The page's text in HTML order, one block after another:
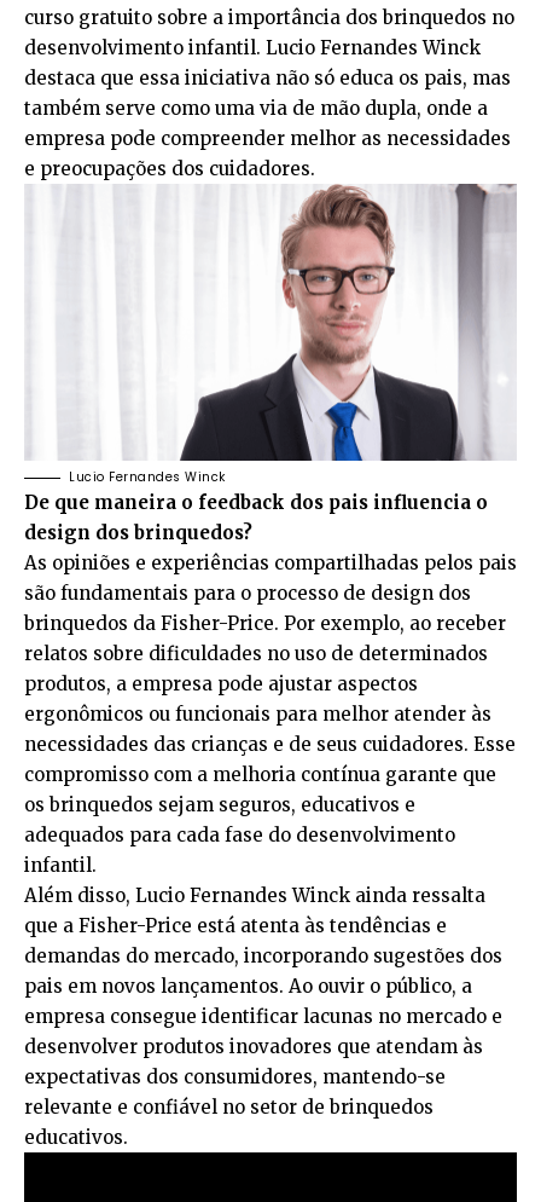
curso gratuito sobre a importância dos brinquedos no
desenvolvimento infantil. Lucio Fernandes Winck
destaca que essa iniciativa não só educa os pais, mas
também serve como uma via de mão dupla, onde a
empresa pode compreender melhor as necessidades
e preocupações dos cuidadores.
Lucio Fernandes Winck
De que maneira o feedback dos pais influencia o
design dos brinquedos?
As opiniões e experiências compartilhadas pelos pais
são fundamentais para o processo de design dos
brinquedos da Fisher-Price. Por exemplo, ao receber
relatos sobre dificuldades no uso de determinados
produtos, a empresa pode ajustar aspectos
ergonômicos ou funcionais para melhor atender às
necessidades das crianças e de seus cuidadores. Esse
compromisso com a melhoria contínua garante que
os brinquedos sejam seguros, educativos e
adequados para cada fase do desenvolvimento
infantil.
Além disso, Lucio Fernandes Winck ainda ressalta
que a Fisher-Price está atenta às tendências e
demandas do mercado, incorporando sugestões dos
pais em novos lançamentos. Ao ouvir o público, a
empresa consegue identificar lacunas no mercado e
desenvolver produtos inovadores que atendam às
expectativas dos consumidores, mantendo-se
relevante e confiável no setor de brinquedos
educativos.